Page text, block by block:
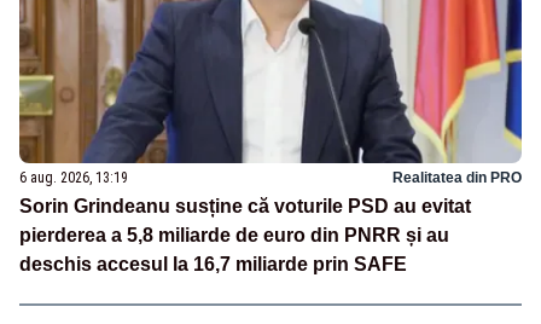
6 aug. 2026, 13:19 Realitatea din PRO
Sorin Grindeanu susține că voturile PSD au evitat
pierderea a 5,8 miliarde de euro din PNRR și au
deschis accesul la 16,7 miliarde prin SAFE